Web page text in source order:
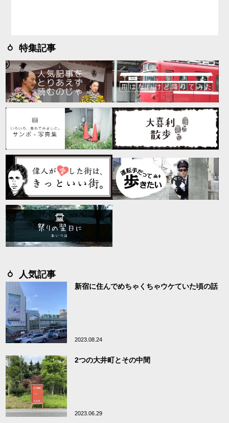
特集記事
人気記事
新宿に住んでめちゃくちゃウケていた頃の話
2023.08.24
2つの大井町とその中間
2023.06.29